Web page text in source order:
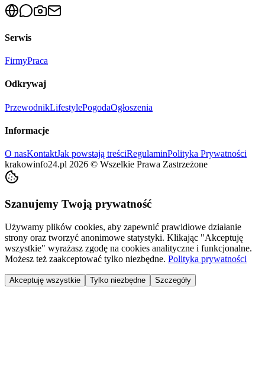
Serwis
FirmyPraca
Odkrywaj
PrzewodnikLifestylePogodaOgłoszenia
Informacje
O nasKontaktJak powstają treściRegulaminPolityka Prywatności
krakowinfo24.pl 2026 © Wszelkie Prawa Zastrzeżone
Szanujemy Twoją prywatność
Używamy plików cookies, aby zapewnić prawidłowe działanie
strony oraz tworzyć anonimowe statystyki. Klikając "Akceptuję
wszystkie" wyrażasz zgodę na cookies analityczne i funkcjonalne.
Możesz też zaakceptować tylko niezbędne. Polityka prywatności
Akceptuję wszystkie Tylko niezbędne Szczegóły